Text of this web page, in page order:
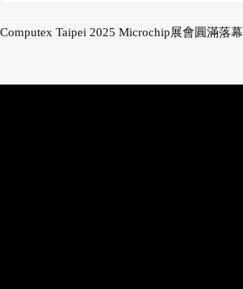
Computex Taipei 2025 Microchip展會圓滿落幕